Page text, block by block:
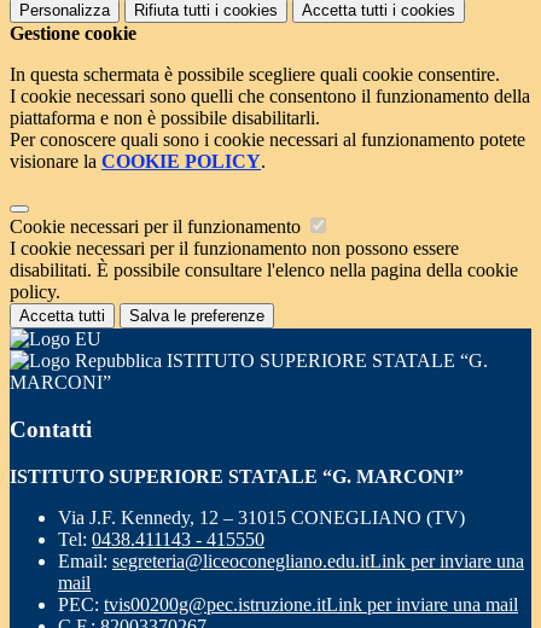
Personalizza Rifiuta tutti i cookies Accetta tutti i cookies
Gestione cookie
In questa schermata è possibile scegliere quali cookie consentire.
I cookie necessari sono quelli che consentono il funzionamento della
piattaforma e non è possibile disabilitarli.
Per conoscere quali sono i cookie necessari al funzionamento potete
visionare la COOKIE POLICY.
Cookie necessari per il funzionamento
I cookie necessari per il funzionamento non possono essere
disabilitati. È possibile consultare l'elenco nella pagina della cookie
policy.
Accetta tutti Salva le preferenze
ISTITUTO SUPERIORE STATALE “G.
MARCONI”
Contatti
ISTITUTO SUPERIORE STATALE “G. MARCONI”
Via J.F. Kennedy, 12 – 31015 CONEGLIANO (TV)
Tel: 0438.411143 - 415550
Email: segreteria@liceoconegliano.edu.itLink per inviare una
mail
PEC: tvis00200g@pec.istruzione.itLink per inviare una mail